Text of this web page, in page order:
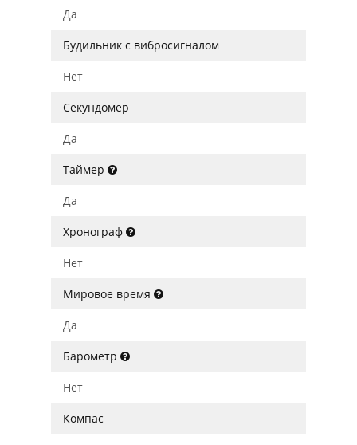
Да
Будильник с вибросигналом
Нет
Секундомер
Да
Таймер
Да
Хронограф
Нет
Мировое время
Да
Барометр
Нет
Компас